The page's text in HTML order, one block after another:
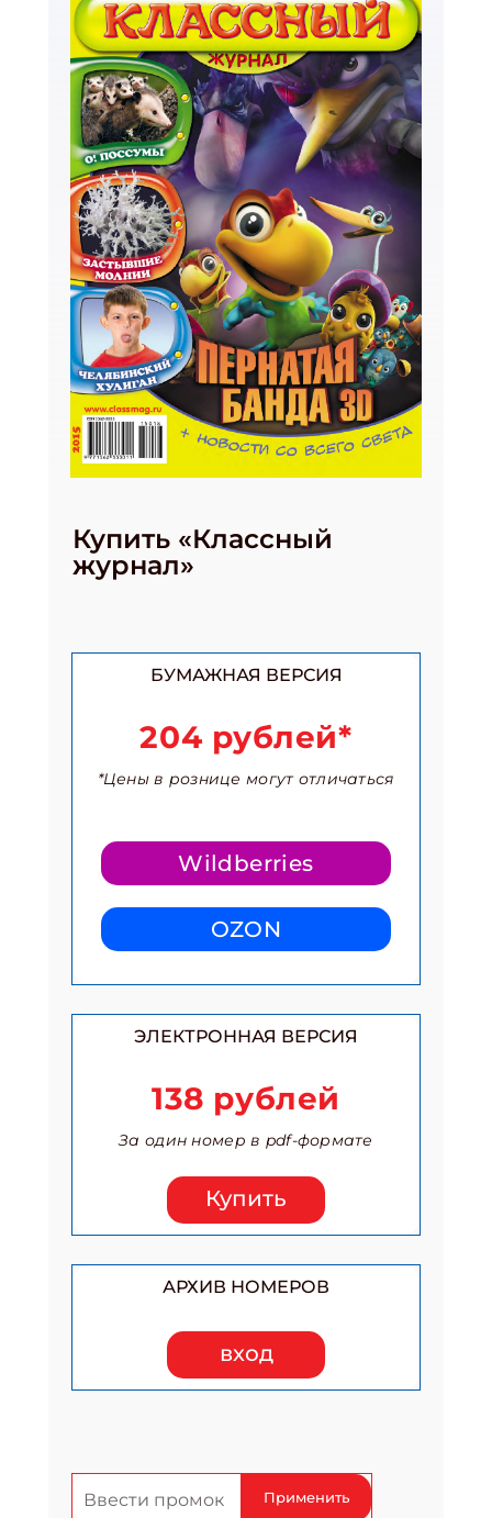
Купить «Классный
журнал»
БУМАЖНАЯ ВЕРСИЯ
204 рублей*
*Цены в рознице могут отличаться
Wildberries
OZON
ЭЛЕКТРОННАЯ ВЕРСИЯ
138 рублей
За один номер в pdf-формате
Купить
АРХИВ НОМЕРОВ
вход
Применить